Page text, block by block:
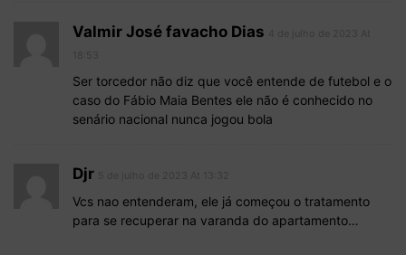
Valmir José favacho Dias
Ser torcedor não diz que você entende de futebol e o
caso do Fábio Maia Bentes ele não é conhecido no
senário nacional nunca jogou bola
Djr
Vcs nao entenderam, ele já começou o tratamento
para se recuperar na varanda do apartamento…